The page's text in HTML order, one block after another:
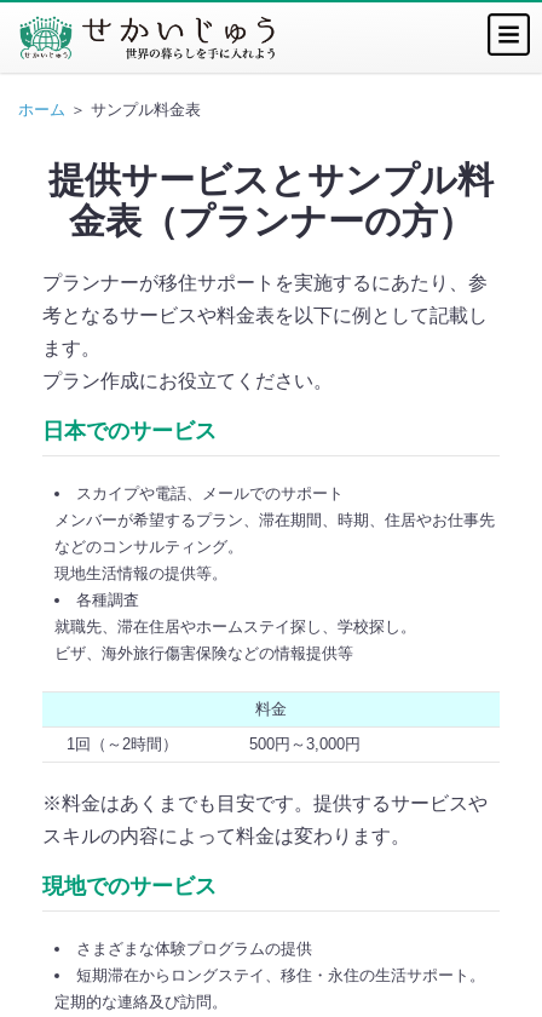
ホーム ＞ サンプル料金表
提供サービスとサンプル料
金表（プランナーの方）
プランナーが移住サポートを実施するにあたり、参
考となるサービスや料金表を以下に例として記載し
ます。
プラン作成にお役立てください。
日本でのサービス
スカイプや電話、メールでのサポート
メンバーが希望するプラン、滞在期間、時期、住居やお仕事先
などのコンサルティング。
現地生活情報の提供等。
各種調査
就職先、滞在住居やホームステイ探し、学校探し。
ビザ、海外旅行傷害保険などの情報提供等
料金
1回（～2時間）
500円～3,000円
※料金はあくまでも目安です。提供するサービスや
スキルの内容によって料金は変わります。
現地でのサービス
さまざまな体験プログラムの提供
短期滞在からロングステイ、移住・永住の生活サポート。
定期的な連絡及び訪問。